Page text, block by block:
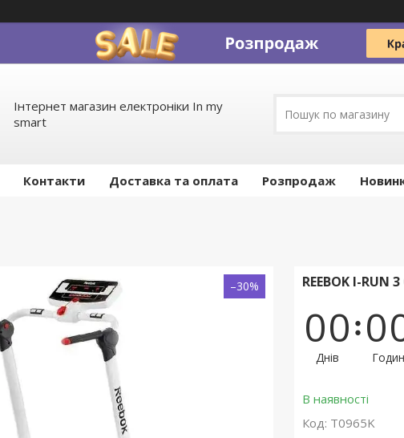
Інтернет магазин електроніки In my
smart
Контакти Доставка та оплата Pозпродаж
–30% REEBOK I-
00
Днів
0
Годин
В наявності
Код: T0965K